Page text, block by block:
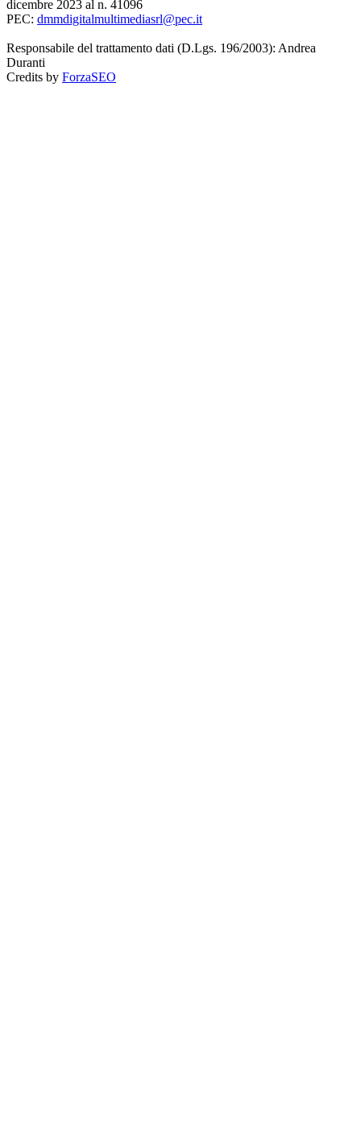
dicembre 2023 al n. 41096
PEC: dmmdigitalmultimediasrl@pec.it
Responsabile del trattamento dati (D.Lgs. 196/2003): Andrea
Duranti
Credits by ForzaSEO